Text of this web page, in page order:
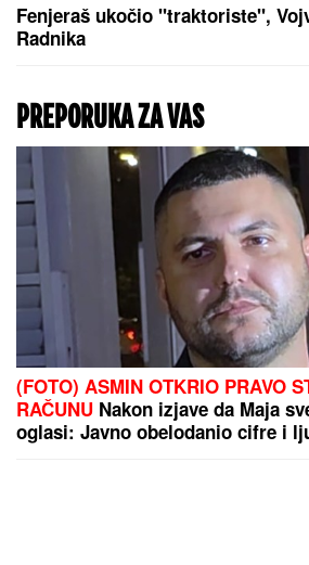
Fenjeraš ukočio "traktoriste",
Radnika
PREPORUKA ZA VAS
(FOTO) ASMIN OTKRIO PRAVO
RAČUNU Nakon izjave da Maja
oglasi: Javno obelodanio cifre i